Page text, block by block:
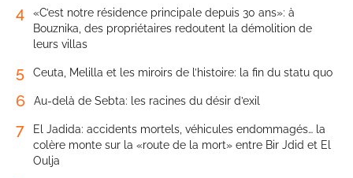
4
«C’est notre résidence principale depuis 30 ans»: à
Bouznika, des propriétaires redoutent la démolition de
leurs villas
5 Ceuta, Melilla et les miroirs de l’histoire: la fin du statu quo
6 Au-delà de Sebta: les racines du désir d’exil
7
El Jadida: accidents mortels, véhicules endommagés… la
colère monte sur la «route de la mort» entre Bir Jdid et El
Oulja